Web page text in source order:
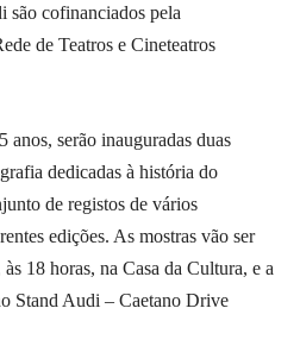
cofinanciados pela
de Teatros e Cineteatros
anos, serão inauguradas duas
dedicadas à história do
de registos de vários
edições. As mostras vão ser
18 horas, na Casa da Cultura, e a
Stand Audi – Caetano Drive